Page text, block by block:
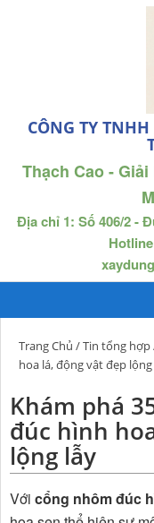
CÔNG TY
Thạch Cao -
Địa chỉ 1: Số 406/2 -
Trang Chủ /Tin tổng hợp
hoa lá, động vật đẹp
Khám phá
đúc hình
lộng lẫy
Với cổng nhôm đúc